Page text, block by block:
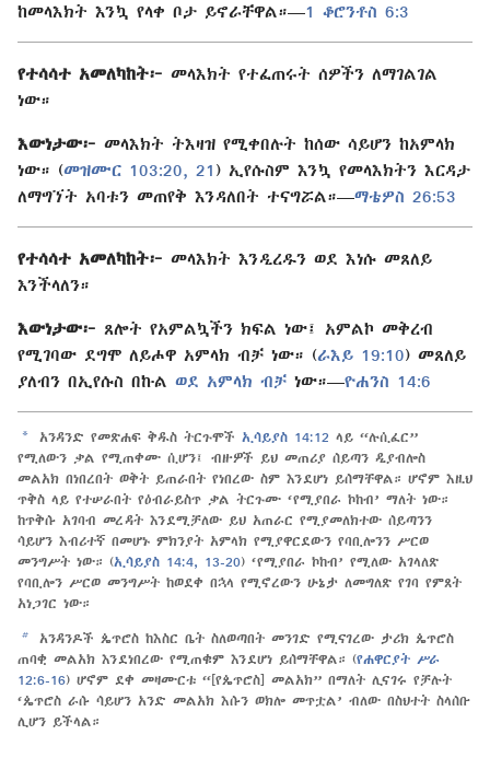
ከመላእክት እንኳ የላቀ ቦታ ይኖራቸዋል።—1 ቆሮንቶስ 6:3
የተሳሳተ አመለካከት፦ መላእክት የተፈጠሩት ሰዎችን ለማገልገል
ነው።
እውነታው፦ መላእክት ትእዛዝ የሚቀበሉት ከሰው ሳይሆን ከአምላክ
ነው። (መዝሙር 103:20, 21 ) ኢየሱስም እንኳ የመላእክትን እርዳታ
ለማግኘት አባቱን መጠየቅ እንዳለበት ተናግሯል።—ማቴዎስ 26:53
የተሳሳተ አመለካከት፦ መላእክት እንዲረዱን ወደ እነሱ መጸለይ
እንችላለን።
እውነታው፦ ጸሎት የአምልኳችን ክፍል ነው፤ አምልኮ መቅረብ
የሚገባው ደግሞ ለይሖዋ አምላክ ብቻ ነው። (ራእይ 19:10) መጸለይ
ያለብን በኢየሱስ በኩል ወደ አምላክ ብቻ ነው።—ዮሐንስ 14:6
a አንዳንድ የመጽሐፍ ቅዱስ ትርጉሞች ኢሳይያስ 14:12 ላይ “ሉሲፈር”
የሚለውን ቃል የሚጠቀሙ ሲሆን፤ ብዙዎች ይህ መጠሪያ ሰይጣን ዲያብሎስ
መልአክ በነበረበት ወቅት ይጠራበት የነበረው ስም እንደሆነ ይሰማቸዋል። ሆኖም እዚህ
ጥቅስ ላይ የተሠራበት የዕብራይስጥ ቃል ትርጉሙ ‘የሚያበራ ኮከብ’ ማለት ነው።
ከጥቅሱ አገባብ መረዳት እንደሚቻለው ይህ አጠራር የሚያመለክተው ሰይጣንን
ሳይሆን እብሪተኛ በመሆኑ ምክንያት አምላክ የሚያዋርደውን የባቢሎንን ሥርወ
መንግሥት ነው። (ኢሳይያስ 14:4, 13-20) ‘የሚያበራ ኮከብ’ የሚለው አገላለጽ
የባቢሎን ሥርወ መንግሥት ከወደቀ በኋላ የሚኖረውን ሁኔታ ለመግለጽ የገባ የምጸት
አነጋገር ነው።
b
አንዳንዶች ጴጥሮስ ከእስር ቤት ስለወጣበት መንገድ የሚናገረው ታሪክ ጴጥሮስ
ጠባቂ መልአክ እንደነበረው የሚጠቁም እንደሆነ ይሰማቸዋል። (የሐዋርያት ሥራ
12:6-16) ሆኖም ደቀ መዛሙርቱ “[የጴጥሮስ] መልአክ” በማለት ሊናገሩ የቻሉት
‘ጴጥሮስ ራሱ ሳይሆን አንድ መልአክ እሱን ወክሎ መጥቷል’ ብለው በስህተት ስላሰቡ
ሊሆን ይችላል።